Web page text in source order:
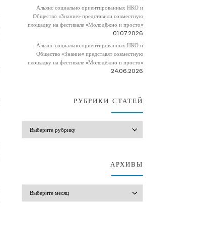
Альянс социально ориентированных НКО и
Общество «Знание» представили совместную
площадку на фестивале «Молодёжно и просто»
01.07.2026
Альянс социально ориентированных НКО и
Общество «Знание» представят совместную
площадку на фестивале «Молодёжно и просто»
24.06.2026
РУБРИКИ СТАТЕЙ
АРХИВЫ